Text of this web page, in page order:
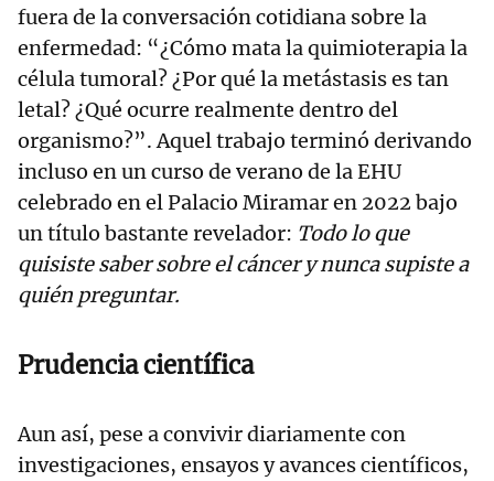
fuera de la conversación cotidiana sobre la
enfermedad: “¿Cómo mata la quimioterapia la
célula tumoral? ¿Por qué la metástasis es tan
letal? ¿Qué ocurre realmente dentro del
organismo?”. Aquel trabajo terminó derivando
incluso en un curso de verano de la EHU
celebrado en el Palacio Miramar en 2022 bajo
un título bastante revelador: Todo lo que
quisiste saber sobre el cáncer y nunca supiste a
quién preguntar.
Prudencia científica
Aun así, pese a convivir diariamente con
investigaciones, ensayos y avances científicos,